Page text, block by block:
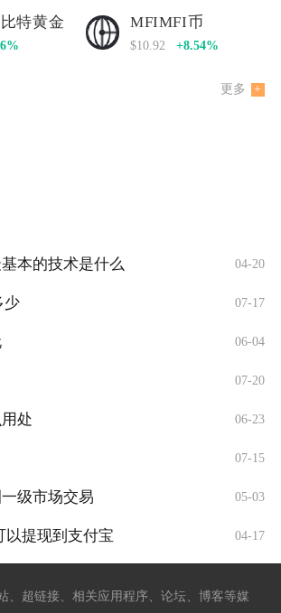
特黄金 MFIMFI币
$10.92 +8.54%
更多
本的技术是什么 04-20
少 07-17
06-04
07-20
处 06-23
07-15
级市场交易 05-03
以提现到支付宝 04-17
、超链接、相关应用程序、论坛、博客等媒